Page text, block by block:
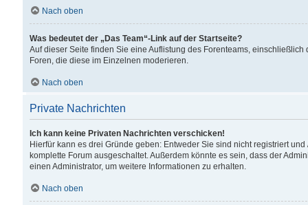
Nach oben
Was bedeutet der „Das Team“-Link auf der Startseite?
Auf dieser Seite finden Sie eine Auflistung des Forenteams,
Foren, die diese im Einzelnen moderieren.
Nach oben
Private Nachrichten
Ich kann keine Privaten Nachrichten verschicken!
Hierfür kann es drei Gründe geben: Entweder Sie sind nicht registriert
komplette Forum ausgeschaltet. Außerdem könnte es sein, dass der
einen Administrator, um weitere Informationen zu erhalten.
Nach oben